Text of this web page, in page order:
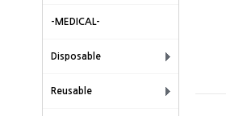
-MEDICAL-
Disposable
Reusable